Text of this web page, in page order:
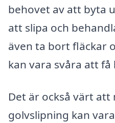
behovet av att byta
att slipa och
även ta bort fläckar
kan vara svåra att få
Det är också värt att
golvslipning kan